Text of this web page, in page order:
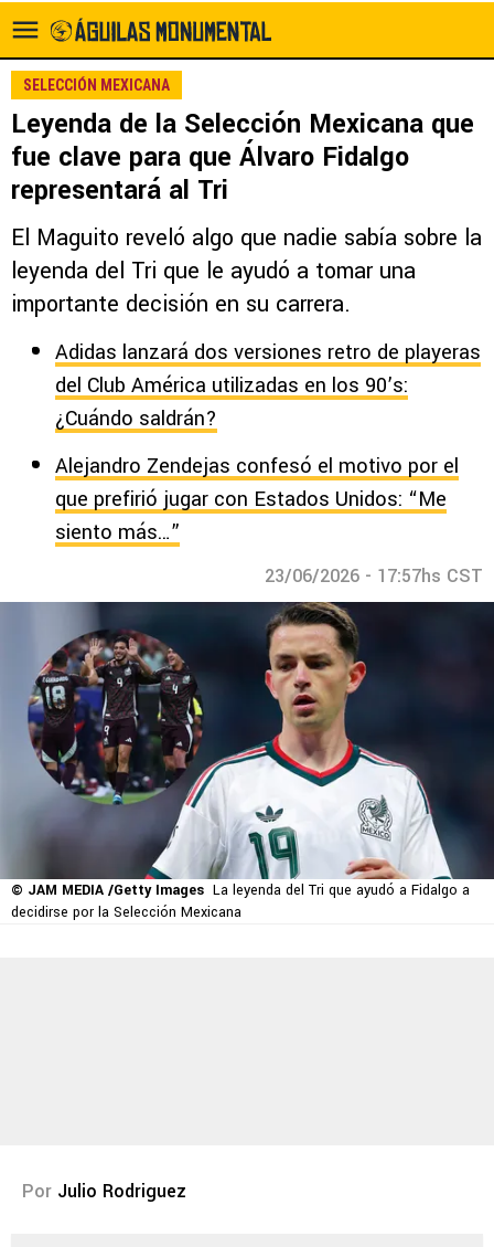
SELECCIÓN MEXICANA
Leyenda de la Selección Mexicana que
fue clave para que Álvaro Fidalgo
representará al Tri
El Maguito reveló algo que nadie sabía sobre la
leyenda del Tri que le ayudó a tomar una
importante decisión en su carrera.
Adidas lanzará dos versiones retro de playeras
del Club América utilizadas en los 90’s:
¿Cuándo saldrán?
Alejandro Zendejas confesó el motivo por el
que prefirió jugar con Estados Unidos: “Me
siento más…”
23/06/2026 - 17:57hs CST
© JAM MEDIA /Getty Images La leyenda del Tri que ayudó a Fidalgo a
decidirse por la Selección Mexicana
Por Julio Rodriguez